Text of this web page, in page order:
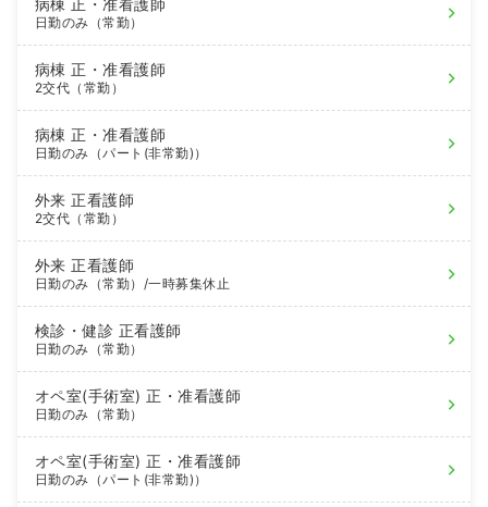
病棟 正・准看護師
日勤のみ（常勤）
病棟正・准看護師
2交代（常勤）
病棟正・准看護師
日勤のみ（パート(非常勤)）
外来正看護師
2交代（常勤）
外来正看護師
日勤のみ（常勤） /一時募集休止
検診・健診 正看護師
日勤のみ（常勤）
オペ室(手術室)正・准看護師
日勤のみ（常勤）
オペ室(手術室)正・准看護師
日勤のみ（パート(非常勤)）